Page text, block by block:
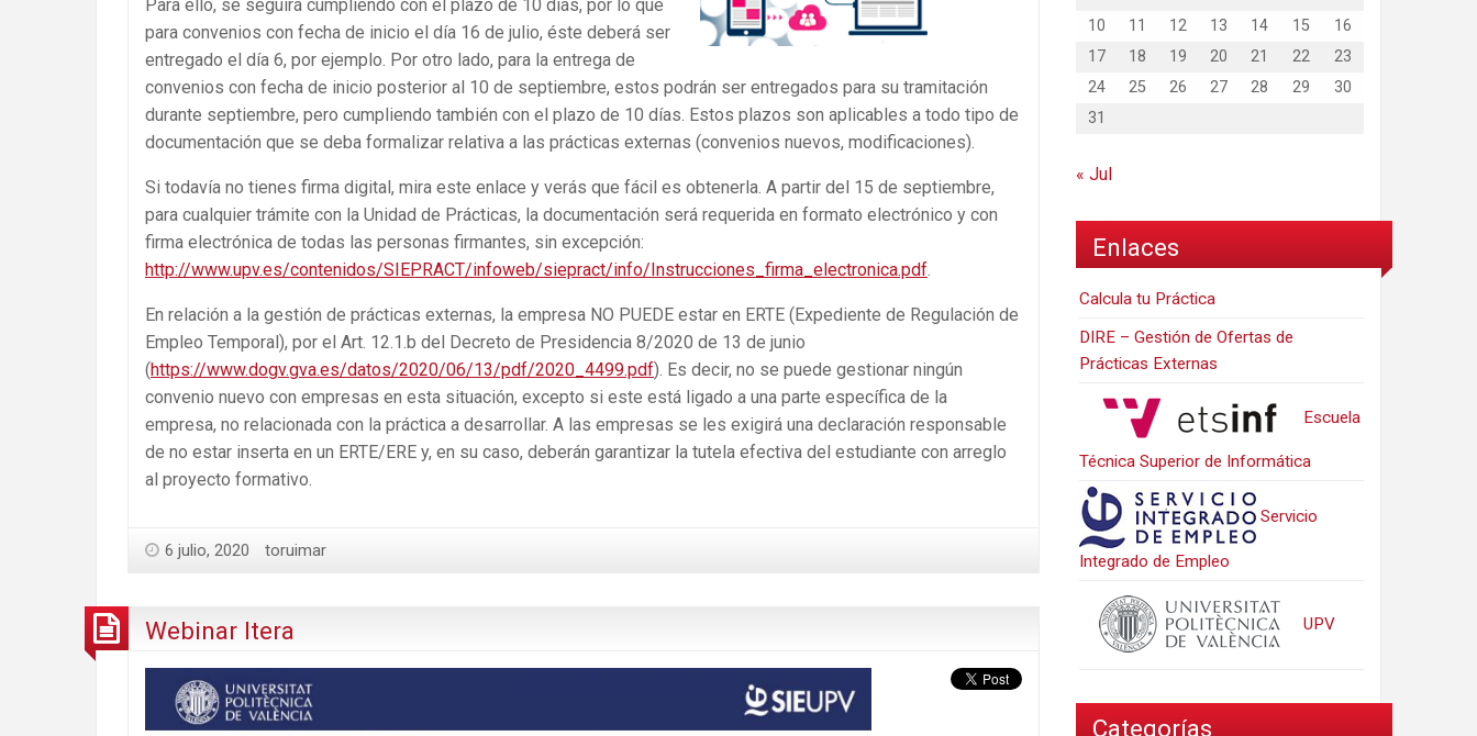
Para ello, se seguirá cumpliendo con el plazo de 10 días, por lo que
para convenios con fecha de inicio el día 16 de julio, éste deberá ser
entregado el día 6, por ejemplo. Por otro lado, para la entrega de
convenios con fecha de inicio posterior al 10 de septiembre, estos podrán ser entregados para su tramitación
durante septiembre, pero cumpliendo también con el plazo de 10 días. Estos plazos son aplicables a todo tipo de
documentación que se deba formalizar relativa a las prácticas externas (convenios nuevos, modificaciones).
Si todavía no tienes firma digital, mira este enlace y verás que fácil es obtenerla. A partir del 15 de septiembre,
para cualquier trámite con la Unidad de Prácticas, la documentación será requerida en formato electrónico y con
firma electrónica de todas las personas firmantes, sin excepción:
http://www.upv.es/contenidos/SIEPRACT/infoweb/siepract/info/Instrucciones_firma_electronica.pdf.
En relación a la gestión de prácticas externas, la empresa NO PUEDE estar en ERTE (Expediente de Regulación de
Empleo Temporal), por el Art. 12.1.b del Decreto de Presidencia 8/2020 de 13 de junio
(https://www.dogv.gva.es/datos/2020/06/13/pdf/2020_4499.pdf). Es decir, no se puede gestionar ningún
convenio nuevo con empresas en esta situación, excepto si este está ligado a una parte específica de la
empresa, no relacionada con la práctica a desarrollar. A las empresas se les exigirá una declaración responsable
de no estar inserta en un ERTE/ERE y, en su caso, deberán garantizar la tutela efectiva del estudiante con arreglo
al proyecto formativo.
6 julio, 2020 toruimar
Webinar Itera
10
11 12 13 14 15
16
17
18 19 20 21 22
23
24
25 26 27 28 29
30
31
« Jul
Enlaces
Calcula tu Práctica
DIRE – Gestión de Ofertas de
Prácticas Externas
Escuela
Técnica Superior de Informática
Servicio
Integrado de Empleo
UPV
Categorías